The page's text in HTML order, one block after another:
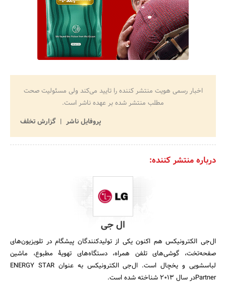
اخبار رسمی هویت منتشر کننده را تایید می‌کند ولی مسئولیت صحت
مطلب منتشر شده بر عهده ناشر است.
پروفایل ناشر
گزارش تخلف
درباره منتشر کننده:
ال جی
ال‌جی الکترونیکس هم اکنون یکی از تولیدکنندگان پیشگام در تلویزیون‌های
صفحه‌تخت، گوشی‌های تلفن همراه، دستگاه‌های تهویۀ مطبوع، ماشین
لباسشویی و یخچال است. ال‌جی الکترونیکس به عنوان ENERGY STAR
Partnerدر سال 2013 شناخته شده است.